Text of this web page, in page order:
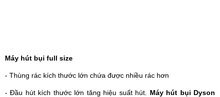
Máy hút bụi full size
- Thùng rác kích thước lớn chứa được nhiều rác hơn
- Đầu hút kích thước lớn tăng hiệu suất hút. Máy hút bụi Dyson